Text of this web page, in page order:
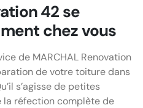
42 se
chez vous
de MARCHAL Renovation
de votre toiture dans
s’agisse de petites
la réfection complète de